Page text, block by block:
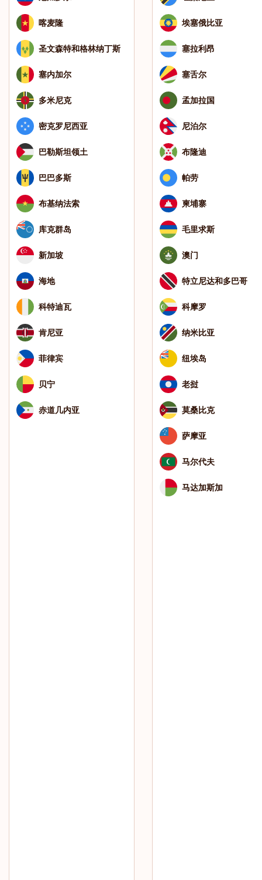
喀麦隆
圣文森特和格林纳丁斯
塞内加尔
多米尼克
密克罗尼西亚
巴勒斯坦领土
巴巴多斯
布基纳法索
库克群岛
新加坡
海地
科特迪瓦
肯尼亚
菲律宾
贝宁
赤道几内亚
埃塞俄比亚
塞拉利昂
塞舌尔
孟加拉国
尼泊尔
布隆迪
帕劳
柬埔寨
毛里求斯
澳门
特立尼达和多巴哥
科摩罗
纳米比亚
纽埃岛
老挝
莫桑比克
萨摩亚
马尔代夫
马达加斯加